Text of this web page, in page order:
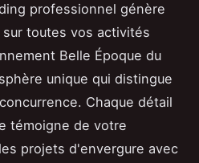
professionnel génère
toutes vos activités
Belle Époque du
unique qui distingue
Chaque détail
témoigne de votre
projets d'envergure avec